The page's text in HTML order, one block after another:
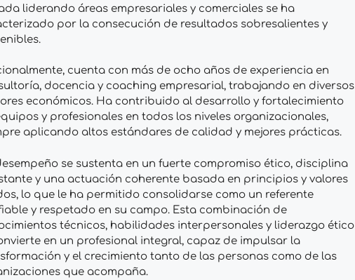
liderando áreas empresariales y comerciales se ha
por la consecución de resultados sobresalientes y
cuenta con más de ocho años de experiencia en
docencia y coaching empresarial, trabajando en diversos
económicos. Ha contribuido al desarrollo y fortalecimiento
y profesionales en todos los niveles organizacionales,
aplicando altos estándares de calidad y mejores prácticas.
se sustenta en un fuerte compromiso ético, disciplina
y una actuación coherente basada en principios y valores
lo que le ha permitido consolidarse como un referente
y respetado en su campo. Esta combinación de
técnicos, habilidades interpersonales y liderazgo ético
en un profesional integral, capaz de impulsar la
y el crecimiento tanto de las personas como de las
que acompaña.